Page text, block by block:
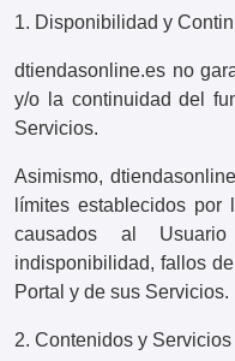
1. Disponibilidad y
dtiendasonline.es no
y/o la continuidad del
Servicios.
Asimismo,
límites establecidos
causados al
indisponibilidad, fallos
Portal y de sus Servicios.
2. Contenidos y